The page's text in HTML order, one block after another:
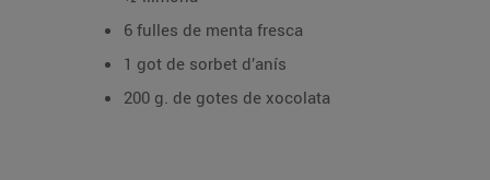
6 fulles de menta fresca
1 got de sorbet d’anís
200 g. de gotes de xocolata